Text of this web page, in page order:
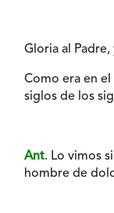
Gloria al
Como era en
siglos de los
Ant. Lo vimos
hombre de